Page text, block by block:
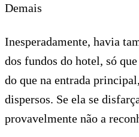
Demais
Inesperadamente, havia
dos fundos do hotel, só
do que na entrada
dispersos. Se ela se
provavelmente não a